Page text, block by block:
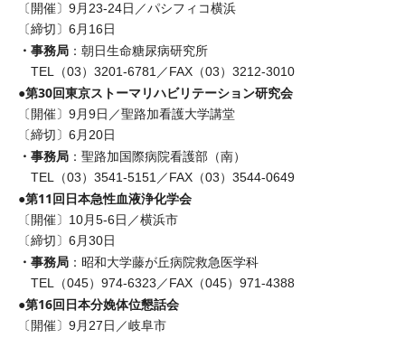
〔開催〕9月23-24日／パシフィコ横浜
〔締切〕6月16日
・事務局 ：朝日生命糖尿病研究所
TEL（03）3201-6781／FAX（03）3212-3010
●第30回東京ストーマリハビリテーション研究会
〔開催〕9月9日／聖路加看護大学講堂
〔締切〕6月20日
・事務局 ：聖路加国際病院看護部（南）
TEL（03）3541-5151／FAX（03）3544-0649
●第11回日本急性血液浄化学会
〔開催〕10月5-6日／横浜市
〔締切〕6月30日
・事務局 ：昭和大学藤が丘病院救急医学科
TEL（045）974-6323／FAX（045）971-4388
●第16回日本分娩体位懇話会
〔開催〕9月27日／岐阜市